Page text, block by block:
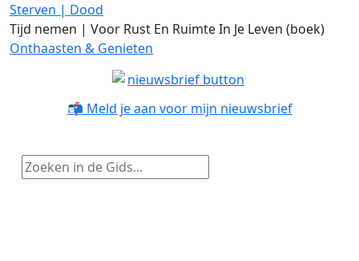
Sterven | Dood
Tijd nemen | Voor Rust En Ruimte In Je Leven (boek)
Onthaasten & Genieten
📬 Meld je aan voor mijn nieuwsbrief
Zoeken in de Gids...